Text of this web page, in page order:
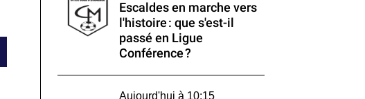
Escaldes en marche vers
l'histoire : que s'est-il
passé en Ligue
Conférence ?
Aujourd'hui à 10:15